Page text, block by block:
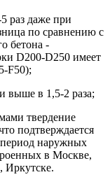
раз даже при
по сравнению с
бетона -
D200-D250 имеет
F50);
выше в 1,5-2 раза;
твердение
подтверждается
наружных
в Москве,
Иркутске.